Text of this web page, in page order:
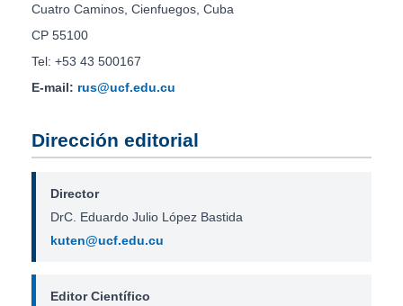
Cuatro Caminos, Cienfuegos, Cuba
CP 55100
Tel: +53 43 500167
E-mail: rus@ucf.edu.cu
Dirección editorial
Director
DrC. Eduardo Julio López Bastida
kuten@ucf.edu.cu
Editor Científico